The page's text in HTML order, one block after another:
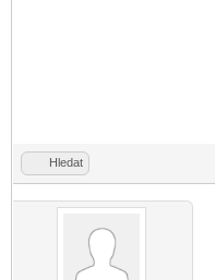
Hledat